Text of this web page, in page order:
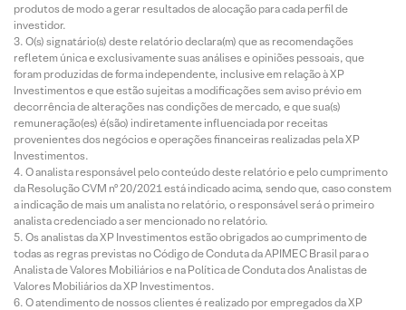
produtos de modo a gerar resultados de alocação para cada perfil de
investidor.
O(s) signatário(s) deste relatório declara(m) que as recomendações
refletem única e exclusivamente suas análises e opiniões pessoais, que
foram produzidas de forma independente, inclusive em relação à XP
Investimentos e que estão sujeitas a modificações sem aviso prévio em
decorrência de alterações nas condições de mercado, e que sua(s)
remuneração(es) é(são) indiretamente influenciada por receitas
provenientes dos negócios e operações financeiras realizadas pela XP
Investimentos.
O analista responsável pelo conteúdo deste relatório e pelo cumprimento
da Resolução CVM nº 20/2021 está indicado acima, sendo que, caso constem
a indicação de mais um analista no relatório, o responsável será o primeiro
analista credenciado a ser mencionado no relatório.
Os analistas da XP Investimentos estão obrigados ao cumprimento de
todas as regras previstas no Código de Conduta da APIMEC Brasil para o
Analista de Valores Mobiliários e na Política de Conduta dos Analistas de
Valores Mobiliários da XP Investimentos.
O atendimento de nossos clientes é realizado por empregados da XP